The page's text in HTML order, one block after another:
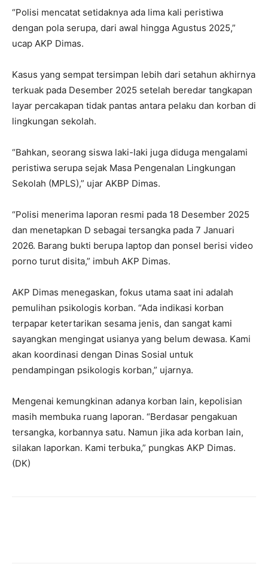
“Polisi mencatat setidaknya ada lima kali peristiwa
dengan pola serupa, dari awal hingga Agustus 2025,”
ucap AKP Dimas.
Kasus yang sempat tersimpan lebih dari setahun akhirnya
terkuak pada Desember 2025 setelah beredar tangkapan
layar percakapan tidak pantas antara pelaku dan korban di
lingkungan sekolah.
“Bahkan, seorang siswa laki-laki juga diduga mengalami
peristiwa serupa sejak Masa Pengenalan Lingkungan
Sekolah (MPLS),” ujar AKBP Dimas.
“Polisi menerima laporan resmi pada 18 Desember 2025
dan menetapkan D sebagai tersangka pada 7 Januari
2026. Barang bukti berupa laptop dan ponsel berisi video
porno turut disita,” imbuh AKP Dimas.
AKP Dimas menegaskan, fokus utama saat ini adalah
pemulihan psikologis korban. “Ada indikasi korban
terpapar ketertarikan sesama jenis, dan sangat kami
sayangkan mengingat usianya yang belum dewasa. Kami
akan koordinasi dengan Dinas Sosial untuk
pendampingan psikologis korban,” ujarnya.
Mengenai kemungkinan adanya korban lain, kepolisian
masih membuka ruang laporan. “Berdasar pengakuan
tersangka, korbannya satu. Namun jika ada korban lain,
silakan laporkan. Kami terbuka,” pungkas AKP Dimas.
(DK)